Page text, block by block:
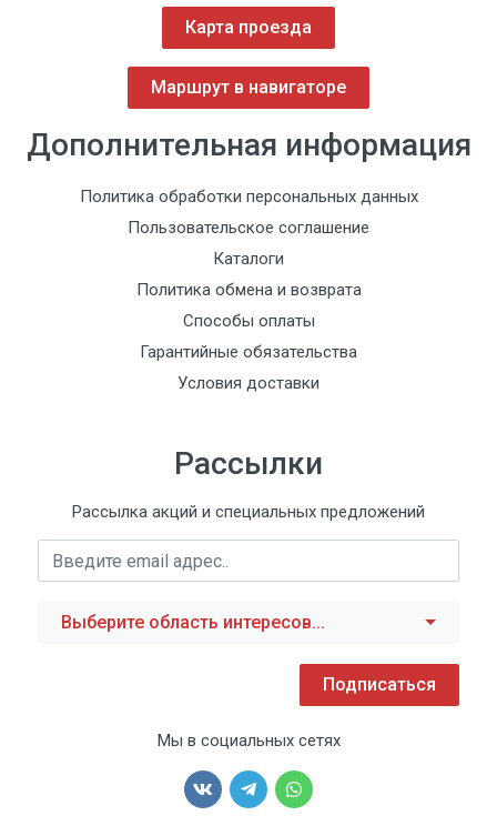
Карта проезда
Маршрут в навигаторе
Дополнительная информация
Политика обработки персональных данных
Пользовательское соглашение
Каталоги
Политика обмена и возврата
Способы оплаты
Гарантийные обязательства
Условия доставки
Рассылки
Рассылка акций и специальных предложений
Выберите область интересов...
Подписаться
Мы в социальных сетях